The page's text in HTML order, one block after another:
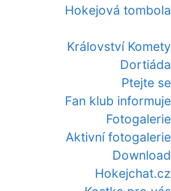
Hokejová tombola
Království Komety
Dortiáda
Ptejte se
Fan klub informuje
Fotogalerie
Aktivní fotogalerie
Download
Hokejchat.cz